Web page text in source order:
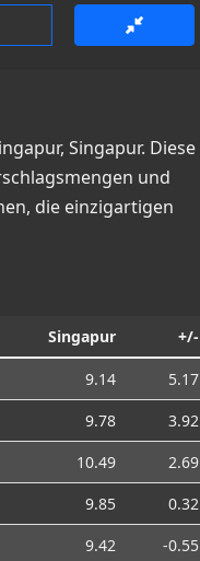
Singapur. Diese
und
die einzigartigen
Singapur +/-
9.14
5.17
9.78
3.92
10.49
2.69
9.85
0.32
9.42
-0.55